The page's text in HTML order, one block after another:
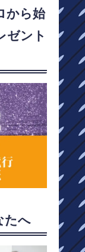
から始
ゼント
たへ